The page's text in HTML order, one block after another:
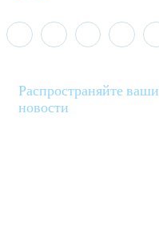
Распространяйте ваши
новости